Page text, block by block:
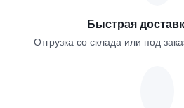
Быстрая
Отгрузка со склада или под